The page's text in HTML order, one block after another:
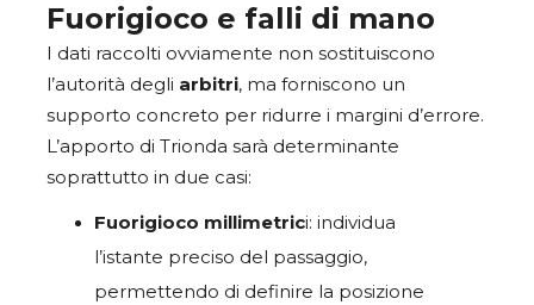
Fuorigioco e falli di mano
I dati raccolti ovviamente non sostituiscono
l’autorità degli arbitri, ma forniscono un
supporto concreto per ridurre i margini d’errore.
L’apporto di Trionda sarà determinante
soprattutto in due casi:
Fuorigioco millimetrici: individua
l’istante preciso del passaggio,
permettendo di definire la posizione